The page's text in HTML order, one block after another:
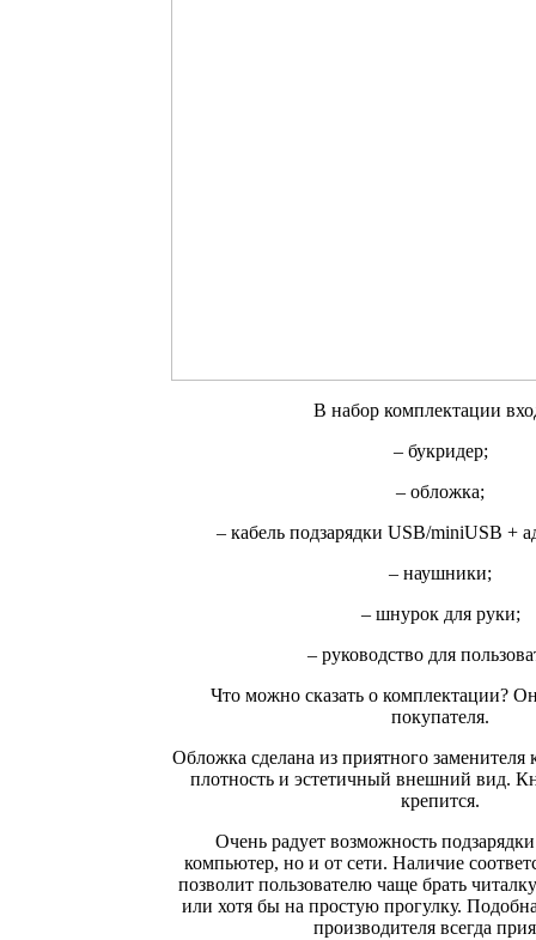
В набор комплектации
– букридер;
– обложка;
– кабель подзарядки USB/miniUSB +
– наушники;
– шнурок для руки;
– руководство для
Что можно сказать о комплектации?
покупателя.
Обложка сделана из приятного
плотность и эстетичный внешний вид.
крепится.
Очень радует возможность подзарядки
компьютер, но и от сети. Наличие
позволит пользователю чаще брать
или хотя бы на простую прогулку.
производителя всегда